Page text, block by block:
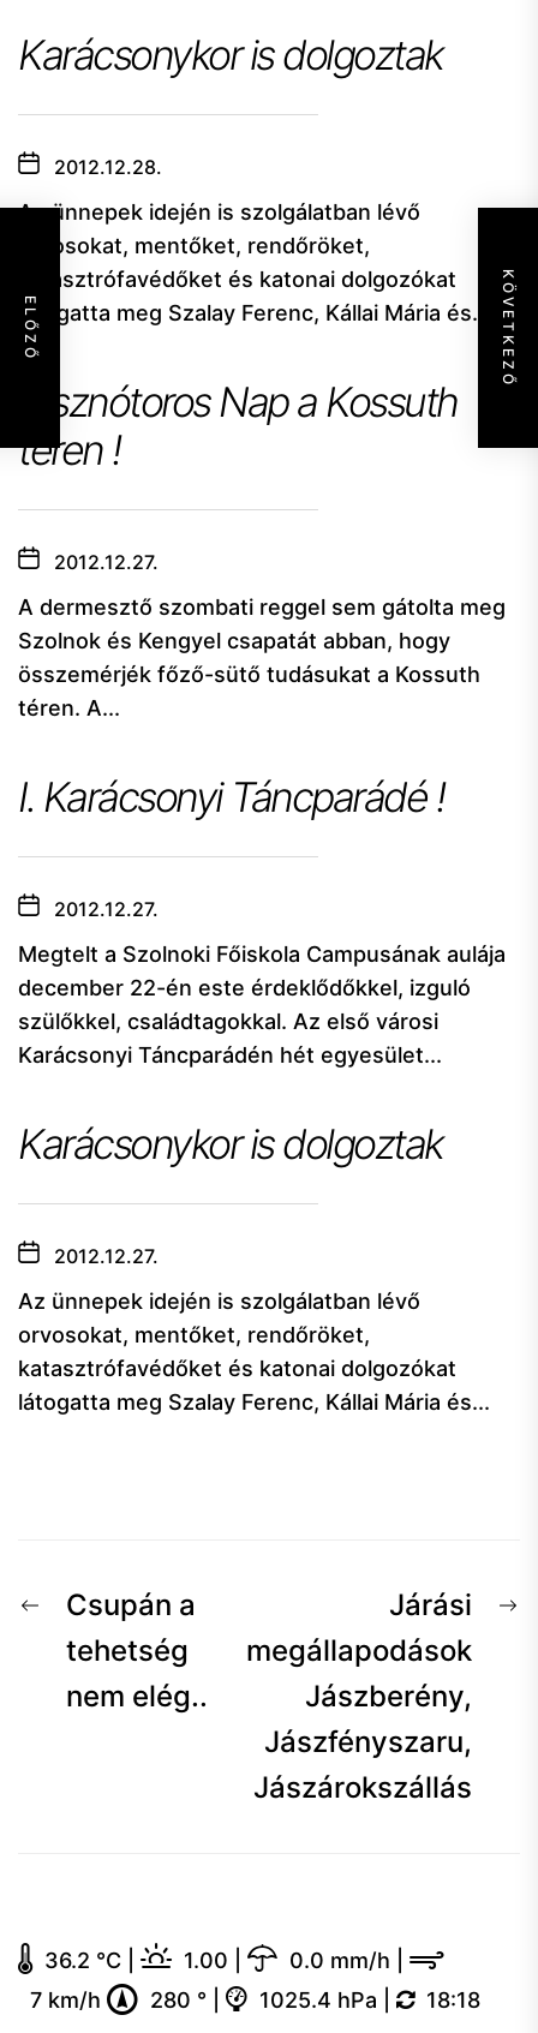
ELŐZŐ KÖVETKEZŐ
Karácsonykor is dolgoztak
2012.12.28.
Az ünnepek idején is szolgálatban lévő
orvosokat, mentőket, rendőröket,
katasztrófavédőket és katonai dolgozókat
látogatta meg Szalay Ferenc, Kállai Mária és...
Disznótoros Nap a Kossuth
téren !
2012.12.27.
A dermesztő szombati reggel sem gátolta meg
Szolnok és Kengyel csapatát abban, hogy
összemérjék főző-sütő tudásukat a Kossuth
téren. A...
I. Karácsonyi Táncparádé !
2012.12.27.
Megtelt a Szolnoki Főiskola Campusának aulája
december 22-én este érdeklődőkkel, izguló
szülőkkel, családtagokkal. Az első városi
Karácsonyi Táncparádén hét egyesület...
Karácsonykor is dolgoztak
2012.12.27.
Az ünnepek idején is szolgálatban lévő
orvosokat, mentőket, rendőröket,
katasztrófavédőket és katonai dolgozókat
látogatta meg Szalay Ferenc, Kállai Mária és...
Bejegyzés
navigáció
ElőzőCsupán a
tehetség
nem elég..
Járási
megállapodások
Jászberény,
Jászfényszaru,
Jászárokszállás
36.2 °C 1.00 0.0 mm/h
7 km/h
280 ° 1025.4 hPa 18:18